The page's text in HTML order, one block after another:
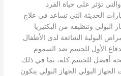
تؤثر على حياة الفرد
الحديثة التي تساعد في علاج
وتنظيفه من البكتيريا
البولية الشائعة لدى الأطفال
الأول للجسم ضد السموم
أفضل للجسم كله، بما في ذلك
البولي الجهاز البولي يتكون